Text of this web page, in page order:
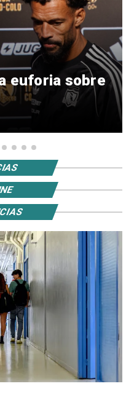
euforia sobre